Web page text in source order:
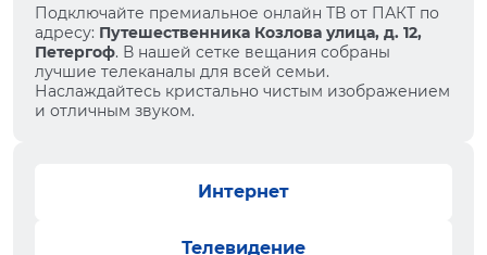
Подключайте премиальное онлайн ТВ от ПАКТ по
адресу: Путешественника Козлова улица, д. 12,
Петергоф. В нашей сетке вещания собраны
лучшие телеканалы для всей семьи.
Наслаждайтесь кристально чистым изображением
и отличным звуком.
Интернет
Телевидение